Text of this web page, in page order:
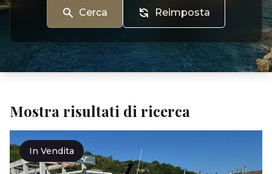
Cerca Reimposta
Mostra risultati di ricerca
In Vendita